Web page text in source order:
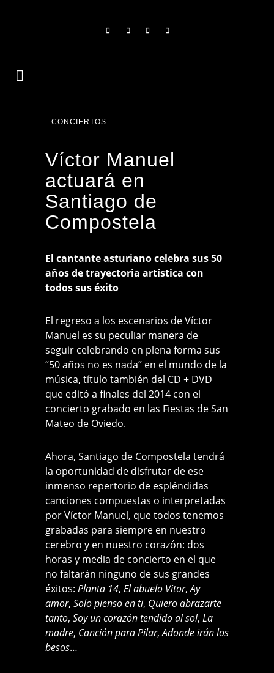
CONCIERTOS
Víctor Manuel
actuará en
Santiago de
Compostela
El cantante asturiano celebra sus 50
años de trayectoria artística con
todos sus éxito
El regreso a los escenarios de Víctor
Manuel es su peculiar manera de
seguir celebrando en plena forma sus
“50 años no es nada” en el mundo de la
música, título también del CD + DVD
que editó a finales del 2014 con el
concierto grabado en las Fiestas de San
Mateo de Oviedo.
Ahora, Santiago de Compostela tendrá
la oportunidad de disfrutar de ese
inmenso repertorio de espléndidas
canciones compuestas o interpretadas
por Víctor Manuel, que todos tenemos
grabadas para siempre en nuestro
cerebro y en nuestro corazón: dos
horas y media de concierto en el que
no faltarán ninguno de sus grandes
éxitos: Planta 14, El abuelo Vitor,Ay
amor, Solo pienso en ti, Quiero abrazarte
tanto, Soy un corazón tendido al sol, La
madre, Canción para Pilar,Adonde irán los
besos…